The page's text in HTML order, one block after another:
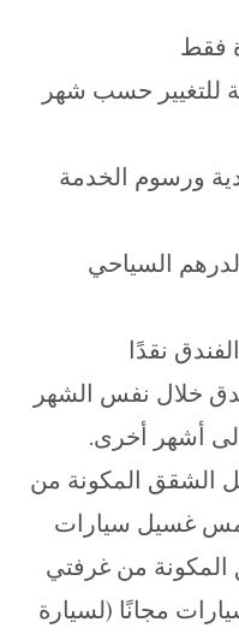
فقط
للتغيير حسب شهر
ورسوم الخدمة
السياحي
نقدًا
خلال نفس الشهر
أشهر أخرى.
الشقق المكونة من
غسيل سيارات
من غرفتي
مجانًا (لسيارة